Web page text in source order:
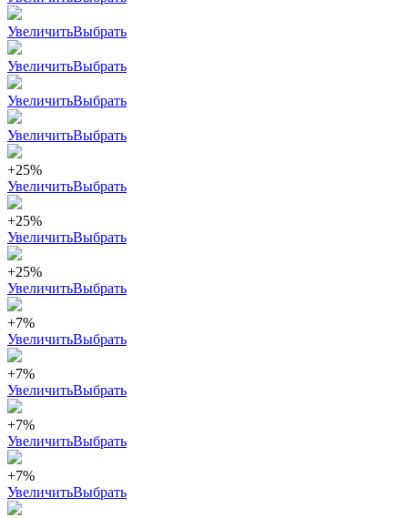
УвеличитьВыбрать
УвеличитьВыбрать
УвеличитьВыбрать
УвеличитьВыбрать
+25%
УвеличитьВыбрать
+25%
УвеличитьВыбрать
+25%
УвеличитьВыбрать
+7%
УвеличитьВыбрать
+7%
УвеличитьВыбрать
+7%
УвеличитьВыбрать
+7%
УвеличитьВыбрать